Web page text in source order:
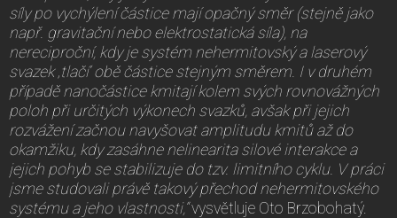
síly po vychýlení částice mají opačný směr (stejně jako
např. gravitační nebo elektrostatická síla), na
nereciproční, kdy je systém nehermitovský a laserový
svazek ‚tlačí‘ obě částice stejným směrem. I v druhém
případě nanočástice kmitají kolem svých rovnovážných
poloh při určitých výkonech svazků, avšak při jejich
rozvážení začnou navyšovat amplitudu kmitů až do
okamžiku, kdy zasáhne nelinearita silové interakce a
jejich pohyb se stabilizuje do tzv. limitního cyklu. V práci
jsme studovali právě takový přechod nehermitovského
systému a jeho vlastnosti,“vysvětluje Oto Brzobohatý.